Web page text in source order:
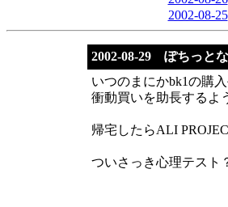
2002-08-25
2002-08-29 ぽちっとな
いつのまにかbk1の購
衝動買いを助長するよ
帰宅したらALI
ついさっき心理テスト